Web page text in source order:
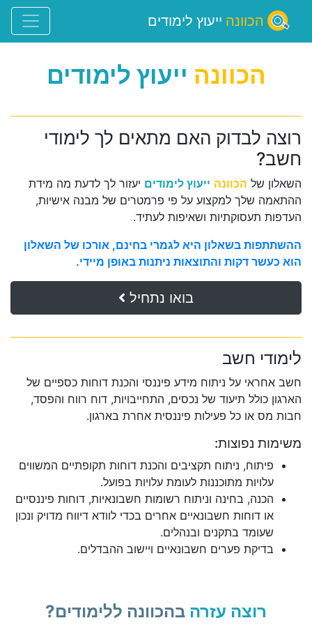
הכוונה ייעוץ לימודים
הכוונה ייעוץ לימודים
רוצה לבדוק האם מתאים לך לימודי
חשב?
השאלון של הכוונה ייעוץ לימודים יעזור לך לדעת מה מידת
ההתאמה שלך למקצוע על פי פרמטרים של מבנה אישיות,
העדפות תעסוקתיות ושאיפות לעתיד.
ההשתתפות בשאלון היא לגמרי בחינם, אורכו של השאלון
הוא כעשר דקות והתוצאות ניתנות באופן מיידי.
בואו נתחיל
לימודי חשב
חשב אחראי על ניתוח מידע פיננסי והכנת דוחות כספיים של
הארגון כולל תיעוד של נכסים, התחייבויות, דוח רווח והפסד,
חבות מס או כל פעילות פיננסית אחרת בארגון.
משימות נפוצות:
פיתוח, ניתוח תקציבים והכנת דוחות תקופתיים המשווים
עלויות מתוכננות לעומת עלויות בפועל.
הכנה, בחינה וניתוח רשומות חשבונאיות, דוחות פיננסיים
או דוחות חשבונאיים אחרים בכדי לוודא דיווח מדויק ונכון
שעומד בתקנים ובנהלים.
בדיקת פערים חשבונאיים ויישוב ההבדלים.
רוצה עזרה בהכוונה ללימודים?